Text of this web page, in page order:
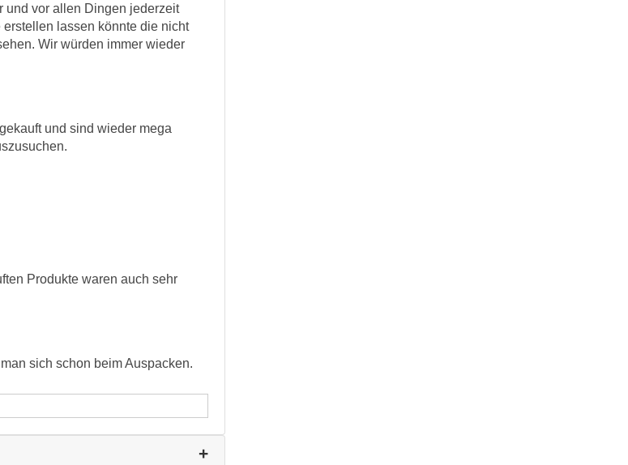
und vor allen Dingen jederzeit
lassen könnte die nicht
Wir würden immer wieder
und sind wieder mega
Produkte waren auch sehr
sich schon beim Auspacken.